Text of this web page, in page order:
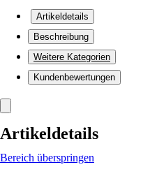
Artikeldetails
Beschreibung
Weitere Kategorien
Kundenbewertungen
Artikeldetails
Bereich überspringen